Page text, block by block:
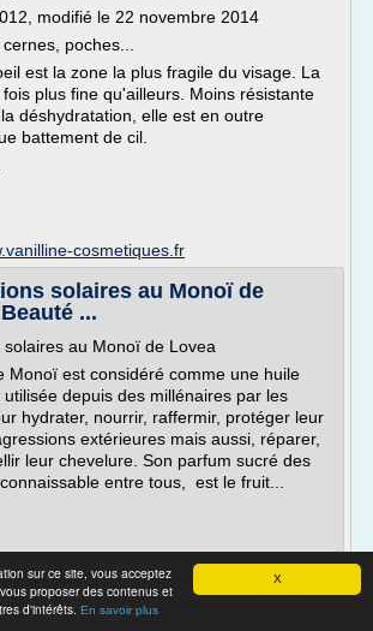
X
sur ce site, vous acceptez
proposer des contenus et
d'intérêts. En savoir plus
modifié le 22 novembre 2014
poches...
est la zone la plus fragile du visage. La
plus fine qu'ailleurs. Moins résistante
déshydratation, elle est en outre
battement de cil.
cosmetiques.fr
solaires au Monoï de
...
au Monoï de Lovea
Monoï est considéré comme une huile
depuis des millénaires par les
hydrater, nourrir, raffermir, protéger leur
extérieures mais aussi, réparer,
leur chevelure. Son parfum sucré des
entre tous, est le fruit...
blog.com
bon produit solaire